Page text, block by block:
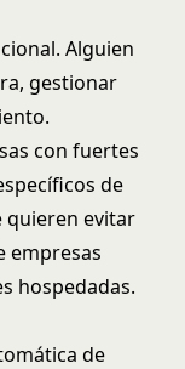
Alguien
gestionar
con fuertes
de
quieren evitar
empresas
hospedadas.
de